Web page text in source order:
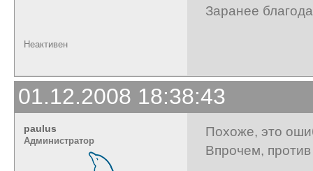
Заранее
Неактивен
01.12.2008 18:38:43
paulus
Администратор
Похоже, это
Впрочем, против